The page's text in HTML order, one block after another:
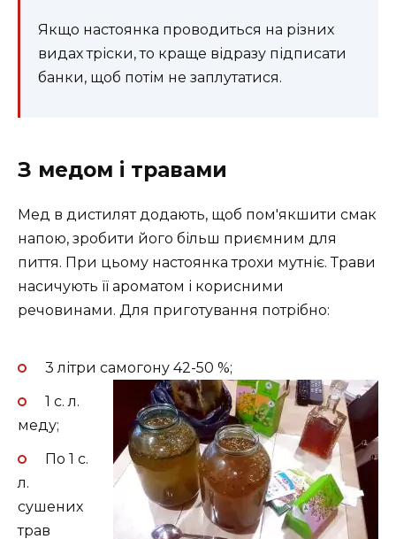
Якщо настоянка проводиться на різних
видах тріски, то краще відразу підписати
банки, щоб потім не заплутатися.
З медом і травами
Мед в дистилят додають, щоб пом'якшити смак
напою, зробити його більш приємним для
пиття. При цьому настоянка трохи мутніє. Трави
насичують її ароматом і корисними
речовинами. Для приготування потрібно:
3 літри самогону 42-50 %;
1 с. л.
меду;
По 1 с.
л.
сушених
трав